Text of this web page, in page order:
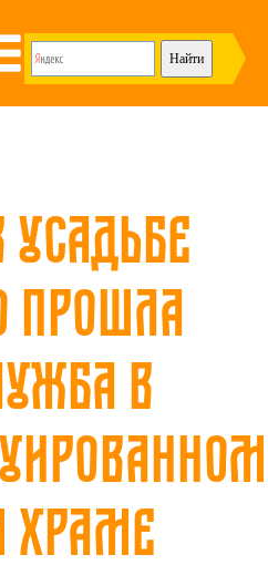
прошла
в
храме